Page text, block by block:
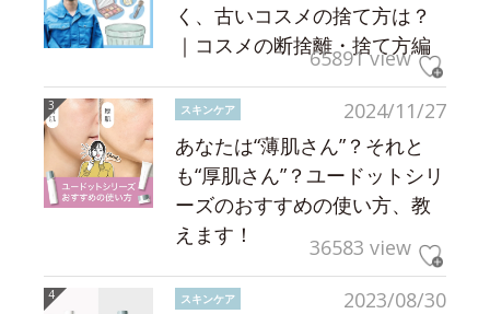
く、古いコスメの捨て方は？
｜コスメの断捨離・捨て方編
65891 view
2024/11/27
スキンケア
あなたは“薄肌さん”？それと
も“厚肌さん”？ユードットシリ
ーズのおすすめの使い方、教
えます！
36583 view
2023/08/30
スキンケア